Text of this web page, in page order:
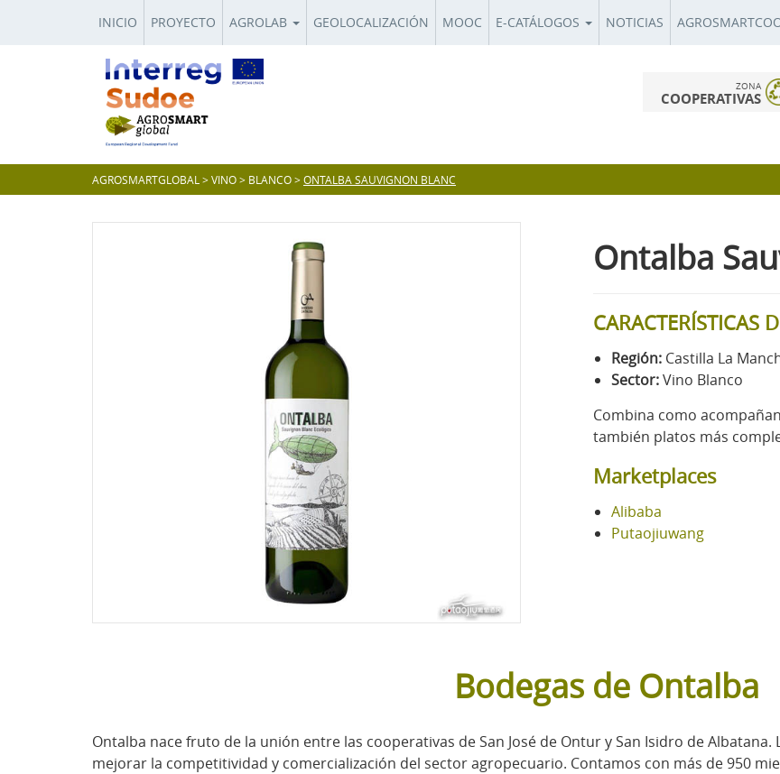
INICIO PROYECTO AGROLAB GEOLOCALIZACIÓN MOOC E-CATÁLOGOS NOTICIAS
ZONA
COOPERATIVAS
AGROSMARTGLOBAL >VINO> BLANCO>ONTALBA SAUVIGNON BLANC
Ontalba
CARACTERÍSTICAS
Región: Castilla La
Sector:Vino Blanco
Combina como
también platos más
Marketplaces
Alibaba
Putaojiuwang
Bodegas de Ontalba
Ontalba nace fruto de la unión entre las cooperativas de San José de Ontur y San Isidro de
mejorar la competitividad y comercialización del sector agropecuario. Contamos con más de 950